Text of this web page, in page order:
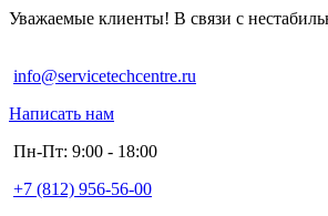
Уважаемые клиенты! В связи с
info@servicetechcentre.ru
Написать нам
Пн-Пт: 9:00 - 18:00
+7 (812) 956-56-00